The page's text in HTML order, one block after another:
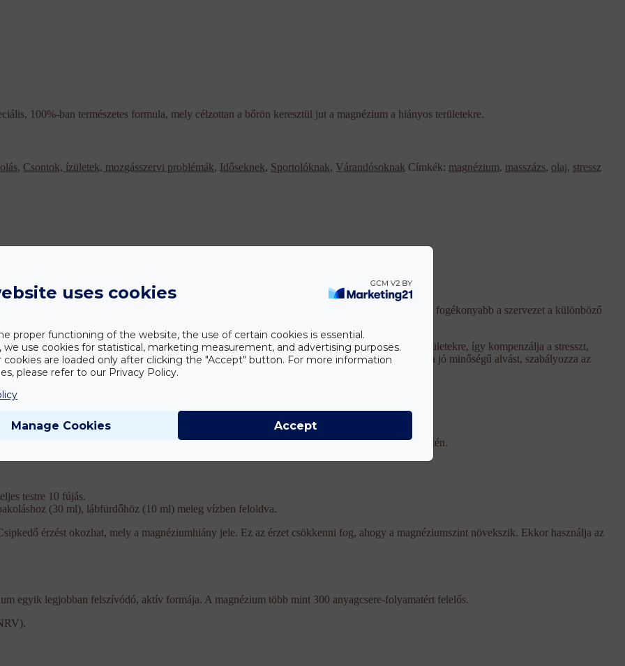
100%-ban természetes formula, mely célzottan a bőrön keresztül jut a magnézium a hiányos területekre.
, Csontok, ízületek, mozgásszervi problémák, Időseknek, Sportolóknak, Várandósoknak Címkék: magnézium, masszázs, olaj, stressz
életet él, ami hosszútávon az egészség rovására mehet, hiszen nagy nyomás alatt jóval fogékonyabb a szervezet a különböző
készítménye célzottan a bőrön keresztül jut a szervezetben a magnéziumhiányos területekre, így kompenzálja a stresszt,
a stressz által generált adrenalin csökkentésével, enyhíti az izomlázat és a görcsöket, elősegíti a jó minőségű alvást, szabályozza az
erősíti a bőr barrier rétegét, fantasztikus szárazolaj-érzetet adva.
nőknek, akiknek magnéziumhiányuk van; atlétáknak; időseknek, egyoldalú táplálkozás esetén.
testre 10 fújás.
(30 ml), lábfürdőhöz (10 ml) meleg vízben feloldva.
érzést okozhat, mely a magnéziumhiány jele. Ez az érzet csökkenni fog, ahogy a magnéziumszint növekszik. Ekkor használja az
egyik legjobban felszívódó, aktív formája. A magnézium több mint 300 anyagcsere-folyamatért felelős.
uses cookies
proper functioning of the website, the use of certain cookies is essential.
we use cookies for statistical, marketing measurement, and advertising purposes.
cookies are loaded only after clicking the "Accept" button. For more information
please refer to our Privacy Policy.
Manage Cookies Accept